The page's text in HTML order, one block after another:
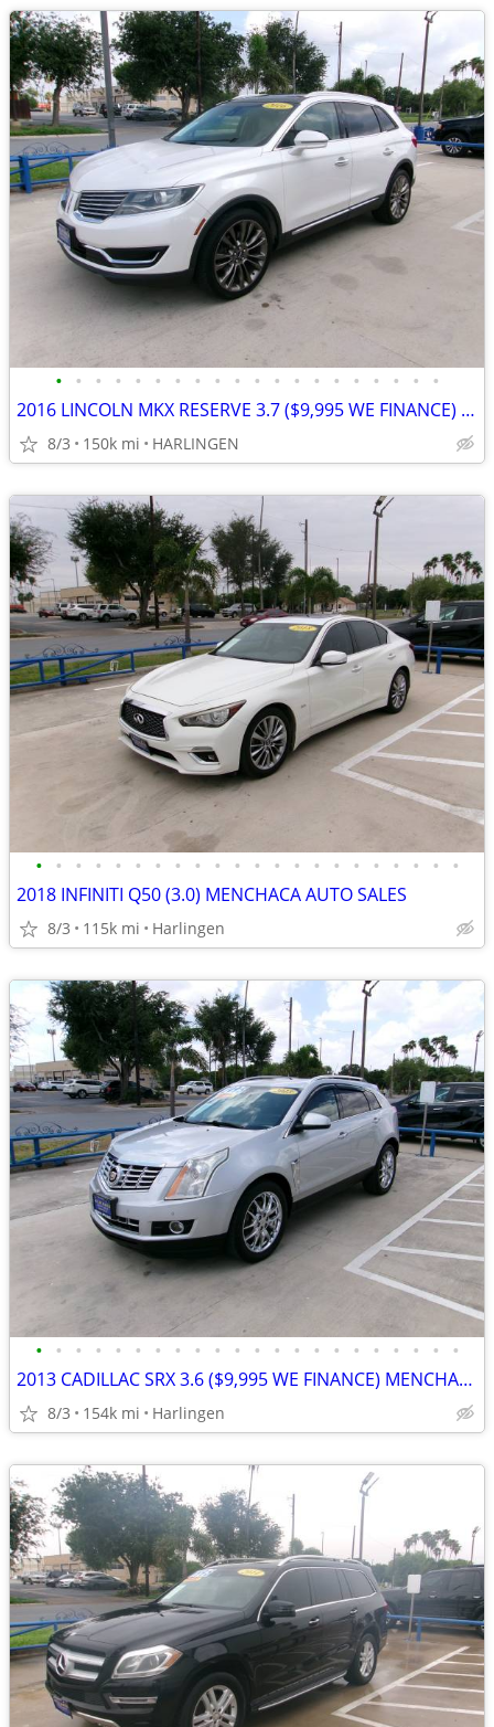
• • • • • • • • • • • • • • • • • • • •
2016 LINCOLN MKX RESERVE 3.7 ($9,995 WE FINANCE) MENCHACA AUTO SALES
8/3 150k mi HARLINGEN
• • • • • • • • • • • • • • • • • • • • • •
2018 INFINITI Q50 (3.0) MENCHACA AUTO SALES
8/3 115k mi Harlingen
• • • • • • • • • • • • • • • • • • • • • •
2013 CADILLAC SRX 3.6 ($9,995 WE FINANCE) MENCHACA AUTO SALES
8/3 154k mi Harlingen